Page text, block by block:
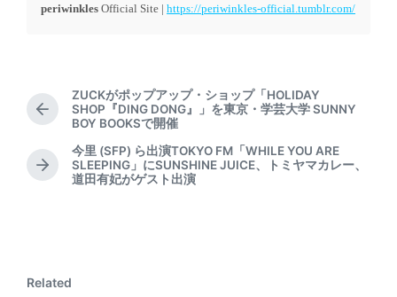
periwinkles Official Site | https://periwinkles-official.tumblr.com/
P
e
v
o
ZUCKがポップアップ・ショップ「HOLIDAY
SHOP『DING DONG』」を東京・学芸大学 SUNNY
BOY BOOKSで開催
N
s
今里 (SFP) ら出演TOKYO FM「WHILE YOU ARE
SLEEPING」にSUNSHINE JUICE、トミヤマカレー、
道田有妃がゲスト出演
Related